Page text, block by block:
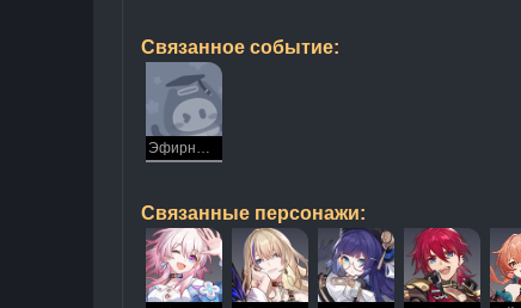
Связанное событие:
Связанные персонажи: